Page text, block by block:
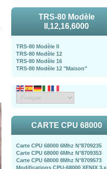
TRS-80 Modèle
II,12,16,6000
TRS-80 Modèle II
TRS-80 Modèle 12
TRS-80 Modèle 16
TRS-80 Modèle 12 "Maison"
CARTE CPU 68000
Carte CPU 68000 6Mhz N°8709235
Carte CPU 68000 6Mhz N°8709353
Carte CPU 68000 8Mhz N°8709573
Modifications CPU-68000 XENIX 3.x